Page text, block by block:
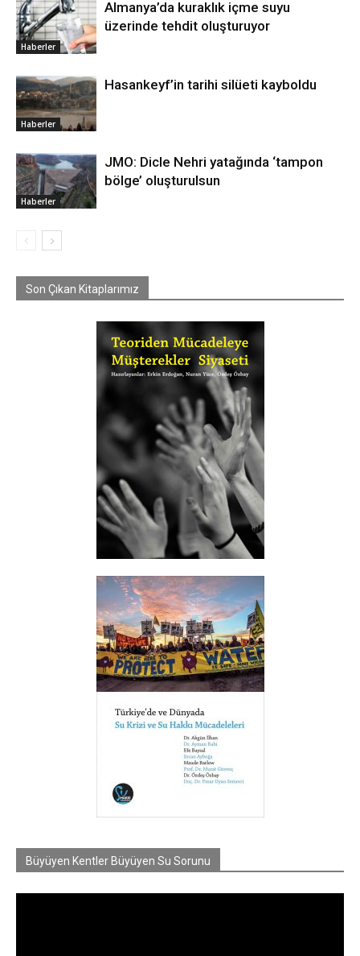
Haberler
Almanya’da kuraklık içme suyu
üzerinde tehdit oluşturuyor
Haberler
Hasankeyf’in tarihi silüeti kayboldu
Haberler
JMO: Dicle Nehri yatağında ‘tampon
bölge’ oluşturulsun
Son Çıkan Kitaplarımız
Büyüyen Kentler Büyüyen Su Sorunu